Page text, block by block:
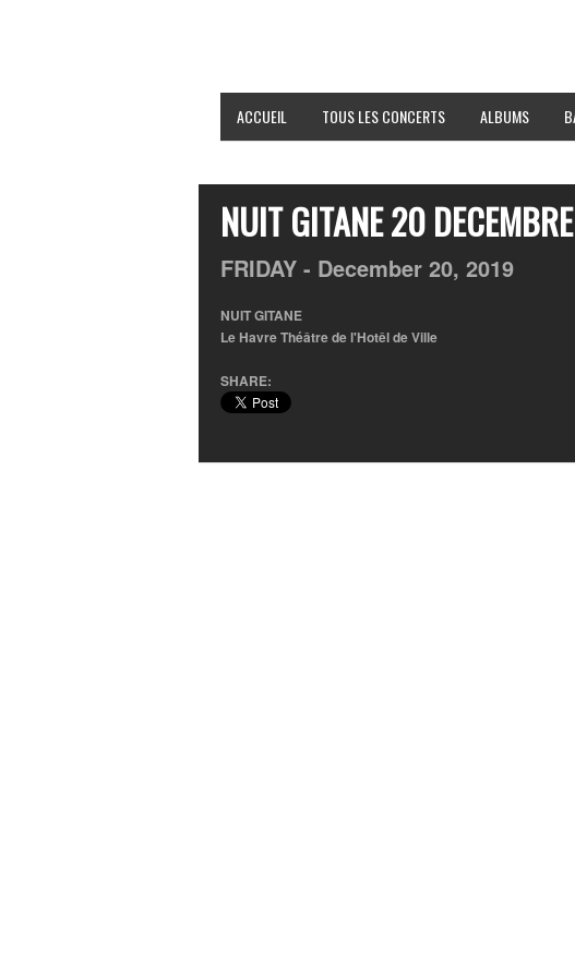
ACCUEIL TOUS LES CONCERTS ALBUMS
NUIT GITANE 20
FRIDAY - December 20, 2019
NUIT GITANE
Le Havre Théâtre de l'Hotêl de Ville
SHARE: